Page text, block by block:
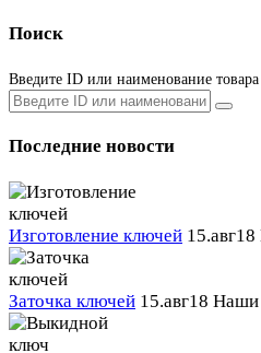
Поиск
Введите ID или наименование товара
Последние новости
Изготовление ключей 15.авг18
Заточка ключей 15.авг18 Наши